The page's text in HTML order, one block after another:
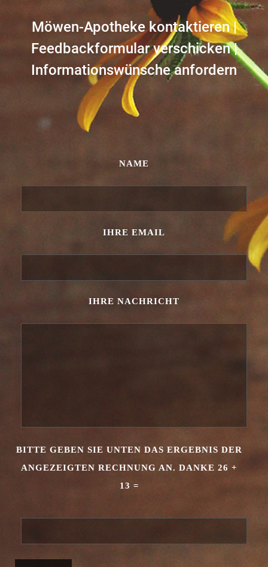
Möwen-Apotheke kontaktieren |
Feedbackformular verschicken |
Informationswünsche anfordern
NAME
IHRE EMAIL
IHRE NACHRICHT
BITTE GEBEN SIE UNTEN DAS ERGEBNIS DER
ANGEZEIGTEN RECHNUNG AN. DANKE 26 +
13 =